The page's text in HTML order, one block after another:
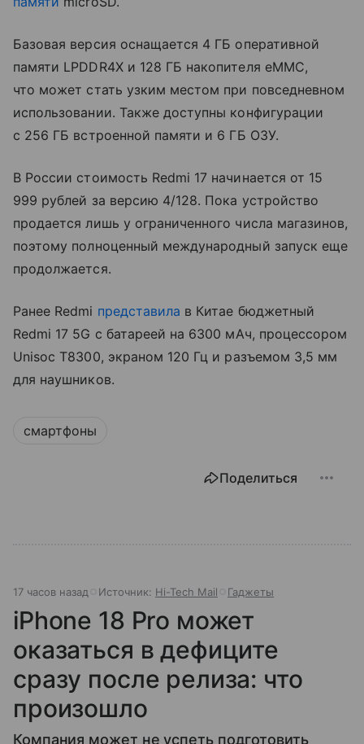
Базовая версия оснащается 4 ГБ оперативной
памяти LPDDR4X и 128 ГБ накопителя eMMC,
что может стать узким местом при повседневном
использовании. Также доступны конфигурации
с 256 ГБ встроенной памяти и 6 ГБ ОЗУ.
В России стоимость Redmi 17 начинается от 15
999 рублей за версию 4/128. Пока устройство
продается лишь у ограниченного числа магазинов,
поэтому полноценный международный запуск еще
продолжается.
Ранее Redmi представила в Китае бюджетный
Redmi 17 5G с батареей на 6300 мАч, процессором
Unisoc T8300, экраном 120 Гц и разъемом 3,5 мм
для наушников.
смартфоны
Поделиться
17 часов назад Источник: Hi-Tech Mail Гаджеты
iPhone 18 Pro может
оказаться в дефиците
сразу после релиза: что
произошло
Компания может не успеть подготовить